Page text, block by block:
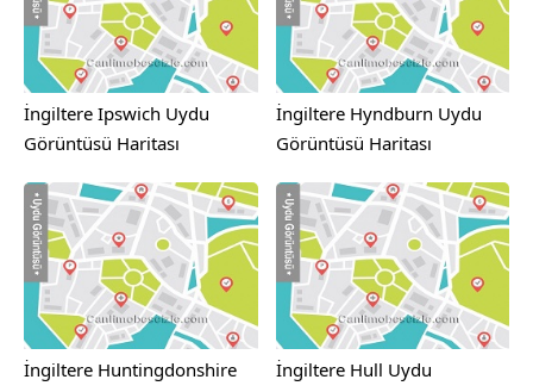
İngiltere Ipswich Uydu
Görüntüsü Haritası
İngiltere Hyndburn Uydu
Görüntüsü Haritası
İngiltere Huntingdonshire
İngiltere Hull Uydu